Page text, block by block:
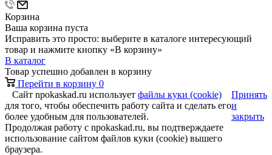
Корзина
Ваша корзина пуста
Исправить это просто: выберите в каталоге интересующий
товар и нажмите кнопку «В корзину»
В каталог
Товар успешно добавлен в корзину
Перейти в корзину 0
Сайт npokaskad.ru использует файлы куки (cookie)
для того, чтобы обеспечить работу сайта и сделать его
более удобным для пользователей.
Продолжая работу с npokaskad.ru, вы подтверждаете
использование сайтом файлов куки (cookie) вышего
браузера.
Принять
и
закрыть